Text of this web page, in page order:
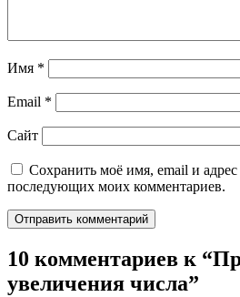
Имя *
Email *
Сайт
Сохранить моё имя, email и адрес
последующих моих комментариев.
10 комментариев к “
увеличения числа”